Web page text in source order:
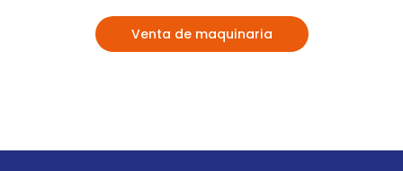
Venta de maquinaria